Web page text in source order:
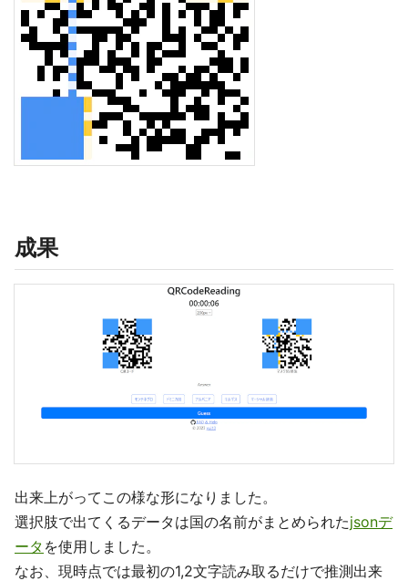
成果
出来上がってこの様な形になりました。
選択肢で出てくるデータは国の名前がまとめられたjsonデ
ータ を使用しました。
なお、現時点では最初の1,2文字読み取るだけで推測出来